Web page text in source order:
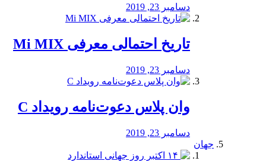
دسامبر 23, 2019
تاریخ احتمالی معرفی Mi MIX
دسامبر 23, 2019
وان پلاس دعوت‌نامه رویداد C
دسامبر 23, 2019
جهان